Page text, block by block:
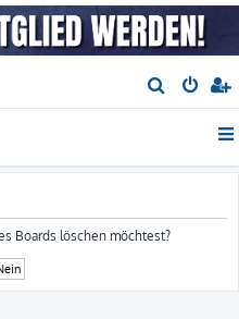
u
h
Boards löschen möchtest?